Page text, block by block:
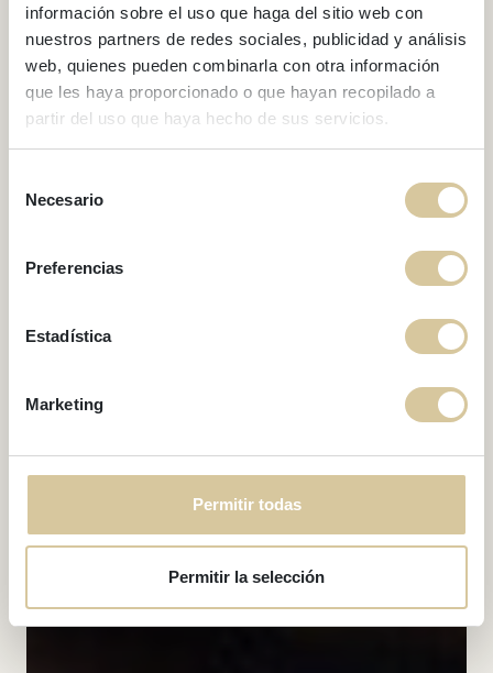
información sobre el uso que haga del sitio web con
nuestros partners de redes sociales, publicidad y análisis
web, quienes pueden combinarla con otra información
que les haya proporcionado o que hayan recopilado a
partir del uso que haya hecho de sus servicios.
Necesario
Preferencias
Estadística
Marketing
Permitir todas
Permitir la selección
BLOG
Festival Internacional
de Cine Fantástico de